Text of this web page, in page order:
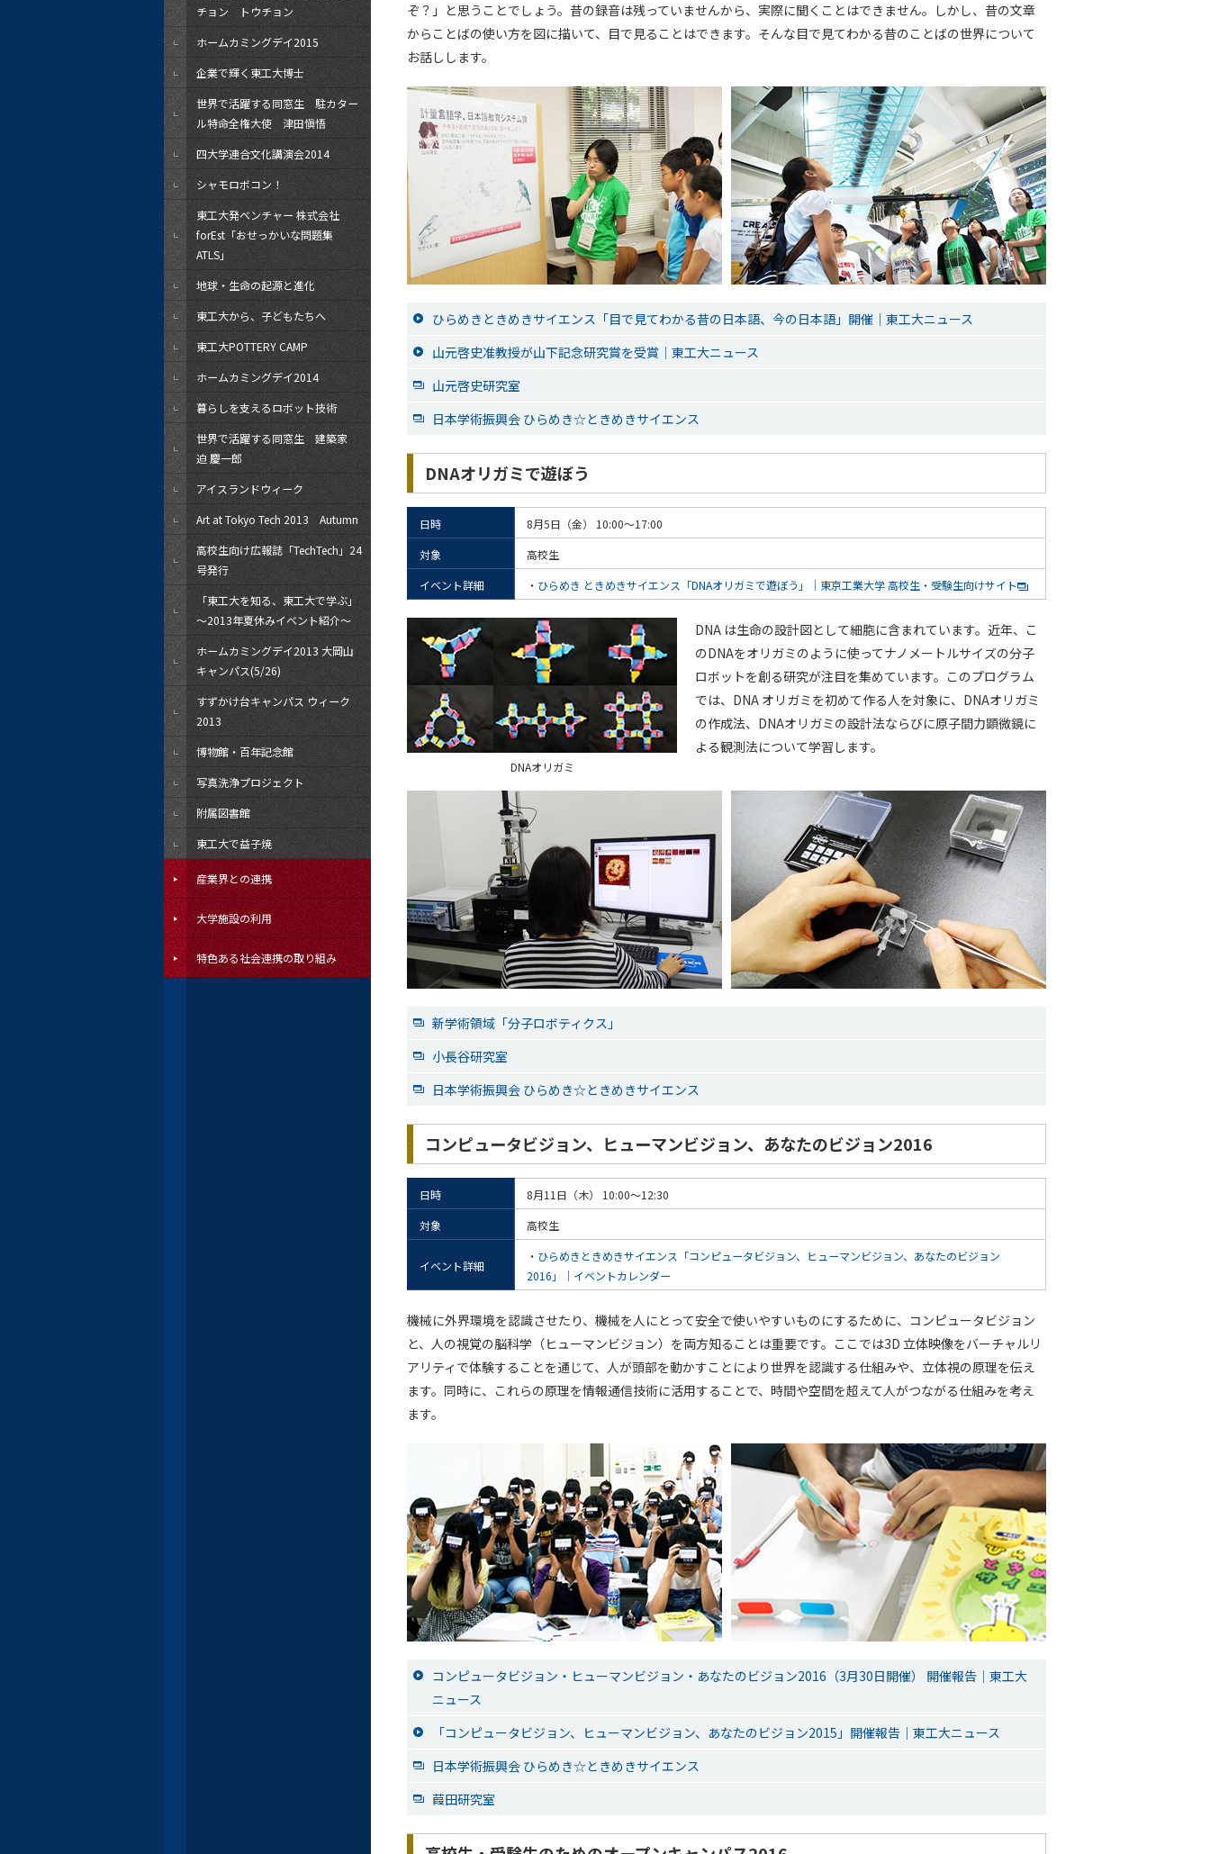
ぞ？」と思うことでしょう。昔の録音は残っていませんから、実際に聞くことはできません。しかし、昔の文章
からことばの使い方を図に描いて、目で見ることはできます。そんな目で見てわかる昔のことばの世界について
お話しします。
ひらめきときめきサイエンス「目で見てわかる昔の日本語、今の日本語」開催｜東工大ニュース
山元啓史准教授が山下記念研究賞を受賞｜東工大ニュース
山元啓史研究室
日本学術振興会 ひらめき☆ときめきサイエンス
DNAオリガミで遊ぼう
日時
8月5日（金） 10:00～17:00
対象
高校生
イベント詳細
・ ひらめき ときめきサイエンス「DNAオリガミで遊ぼう」｜東京工業大学 高校生・受験生向けサイト
DNAオリガミ
DNA は生命の設計図として細胞に含まれています。近年、こ
のDNAをオリガミのように使ってナノメートルサイズの分子
ロボットを創る研究が注目を集めています。このプログラム
では、DNA オリガミを初めて作る人を対象に、DNAオリガミ
の作成法、DNAオリガミの設計法ならびに原子間力顕微鏡に
よる観測法について学習します。
新学術領域「分子ロボティクス」
小長谷研究室
日本学術振興会 ひらめき☆ときめきサイエンス
コンピュータビジョン、ヒューマンビジョン、あなたのビジョン2016
日時
8月11日（木） 10:00～12:30
対象
高校生
イベント詳細
・ ひらめきときめきサイエンス「コンピュータビジョン、ヒューマンビジョン、あなたのビジョン
2016」｜イベントカレンダー
機械に外界環境を認識させたり、機械を人にとって安全で使いやすいものにするために、コンピュータビジョン
と、人の視覚の脳科学（ヒューマンビジョン）を両方知ることは重要です。ここでは3D 立体映像をバーチャルリ
アリティで体験することを通じて、人が頭部を動かすことにより世界を認識する仕組みや、立体視の原理を伝え
ます。同時に、これらの原理を情報通信技術に活用することで、時間や空間を超えて人がつながる仕組みを考え
ます。
コンピュータビジョン・ヒューマンビジョン・あなたのビジョン2016（3月30日開催） 開催報告｜東工大
ニュース
「コンピュータビジョン、ヒューマンビジョン、あなたのビジョン2015」開催報告｜東工大ニュース
日本学術振興会 ひらめき☆ときめきサイエンス
葭田研究室
チョン トウチョン
ホームカミングデイ2015
企業で輝く東工大博士
世界で活躍する同窓生 駐カター
ル特命全権大使 津田愼悟
四大学連合文化講演会2014
シャモロボコン！
東工大発ベンチャー 株式会社
forEst「おせっかいな問題集
ATLS」
地球・生命の起源と進化
東工大から、子どもたちへ
東工大POTTERY CAMP
ホームカミングデイ2014
暮らしを支えるロボット技術
世界で活躍する同窓生 建築家
迫 慶一郎
アイスランドウィーク
Art at Tokyo Tech 2013 Autumn
高校生向け広報誌「TechTech」24
号発行
「東工大を知る、東工大で学ぶ」
～2013年夏休みイベント紹介～
ホームカミングデイ2013 大岡山
キャンパス(5/26)
すずかけ台キャンパス ウィーク
2013
博物館・百年記念館
写真洗浄プロジェクト
附属図書館
東工大で益子焼
産業界との連携
大学施設の利用
特色ある社会連携の取り組み